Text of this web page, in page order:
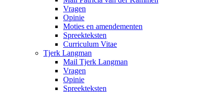
Vragen
Opinie
Moties en amendementen
Spreekteksten
Curriculum Vitae
Tjerk Langman
Mail Tjerk Langman
Vragen
Opinie
Spreekteksten